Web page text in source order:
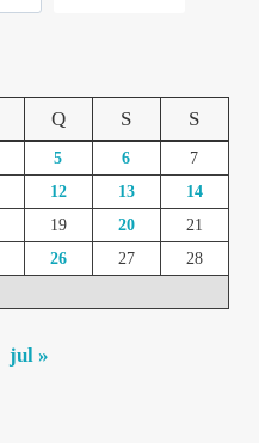
Q S S
5 6
7
12 13
14
19 20
21
26 27
28
jul »